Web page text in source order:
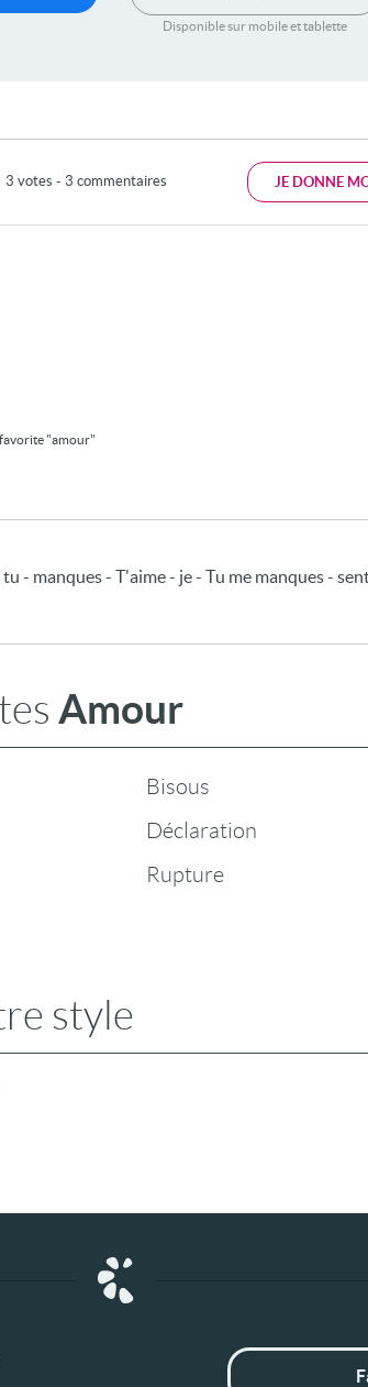
Disponible sur mobile et tablette
3 votes - 3 commentaires JE DONNE
"amour"
- manques - T'aime - je - Tu me manques -
Amour
Bisous
Déclaration
Rupture
style